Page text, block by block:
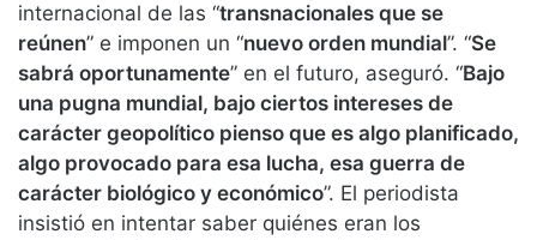
internacional de las “transnacionales que se
reúnen” e imponen un “nuevo orden mundial”. “Se
sabrá oportunamente” en el futuro, aseguró. “Bajo
una pugna mundial, bajo ciertos intereses de
carácter geopolítico pienso que es algo planificado,
algo provocado para esa lucha, esa guerra de
carácter biológico y económico”. El periodista
insistió en intentar saber quiénes eran los